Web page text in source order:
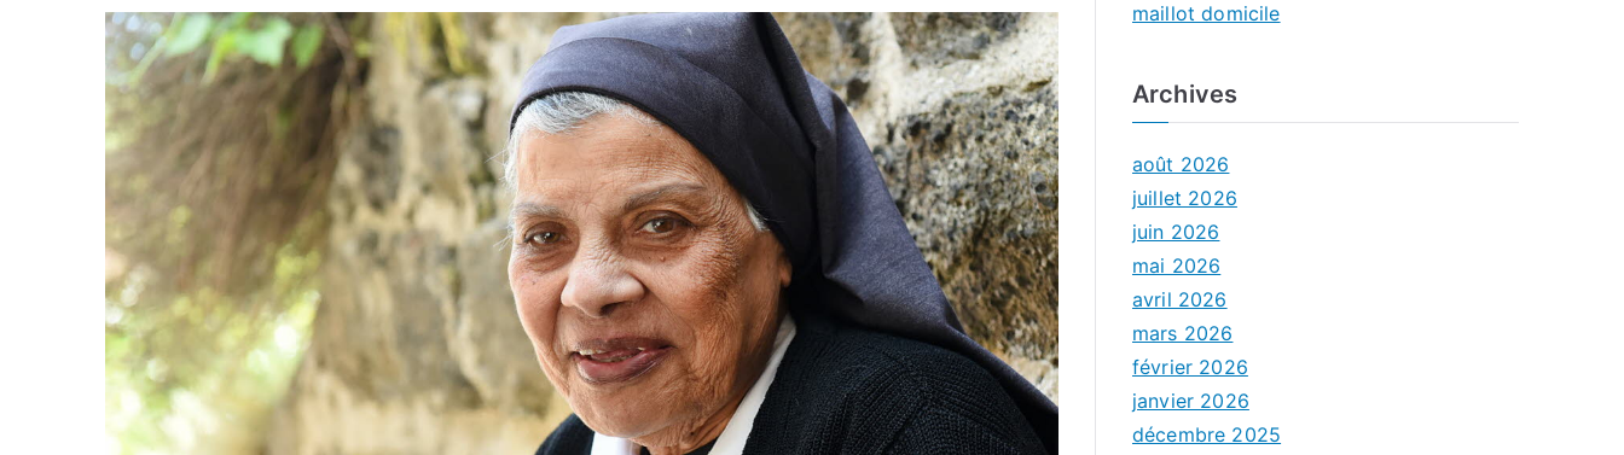
maillot domicile
Archives
août 2026
juillet 2026
juin 2026
mai 2026
avril 2026
mars 2026
février 2026
janvier 2026
décembre 2025